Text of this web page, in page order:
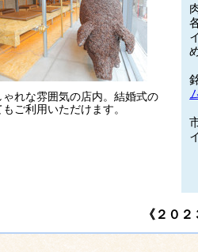
ゃれな雰囲気の店内。結婚式の
ご利用いただけます。
《２０